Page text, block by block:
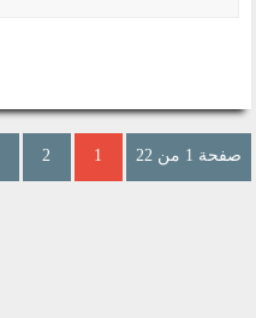
صفحة 1 من 22 1
2